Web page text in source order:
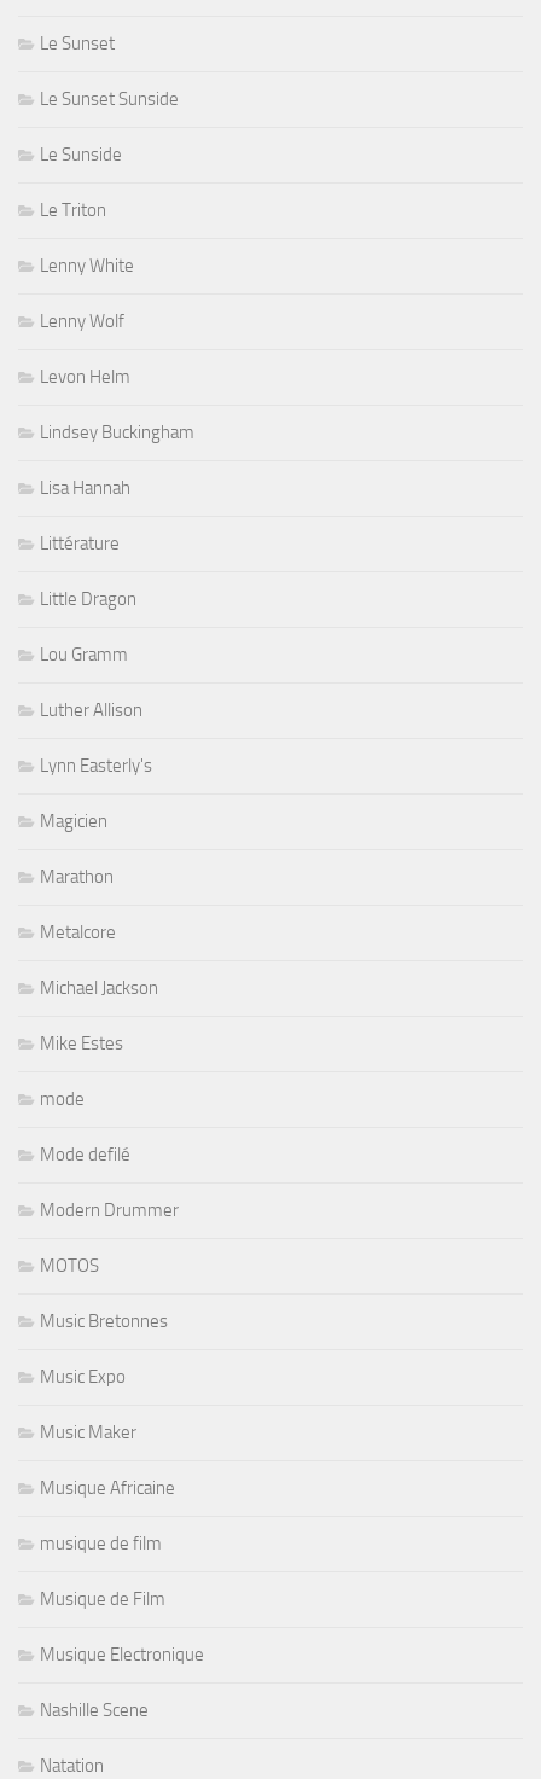
Le Sunset
Le Sunset Sunside
Le Sunside
Le Triton
Lenny White
Lenny Wolf
Levon Helm
Lindsey Buckingham
Lisa Hannah
Littérature
Little Dragon
Lou Gramm
Luther Allison
Lynn Easterly's
Magicien
Marathon
Metalcore
Michael Jackson
Mike Estes
mode
Mode defilé
Modern Drummer
MOTOS
Music Bretonnes
Music Expo
Music Maker
Musique Africaine
musique de film
Musique de Film
Musique Electronique
Nashille Scene
Natation